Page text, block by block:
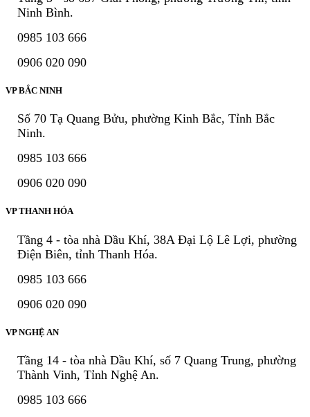
Ninh Bình.
0985 103 666
0906 020 090
VP BẮC NINH
Số 70 Tạ Quang Bửu, phường Kinh Bắc, Tỉnh Bắc
Ninh.
0985 103 666
0906 020 090
VP THANH HÓA
Tầng 4 - tòa nhà Dầu Khí, 38A Đại Lộ Lê Lợi, phường
Điện Biên, tỉnh Thanh Hóa.
0985 103 666
0906 020 090
VP NGHỆ AN
Tầng 14 - tòa nhà Dầu Khí, số 7 Quang Trung, phường
Thành Vinh, Tỉnh Nghệ An.
0985 103 666